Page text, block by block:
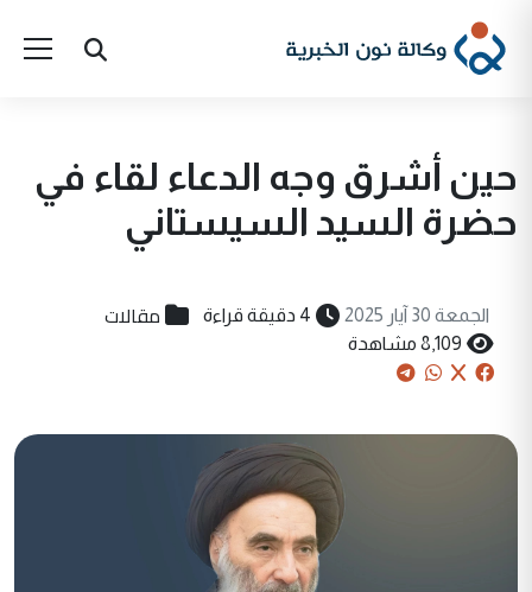
حين أشرق وجه الدعاء لقاء في
حضرة السيد السيستاني
الجمعة 30 آيار 2025 4 دقيقة قراءة مقالات
8,109 مشاهدة